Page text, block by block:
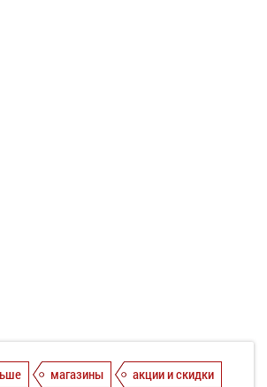
магазины
акции и скидки